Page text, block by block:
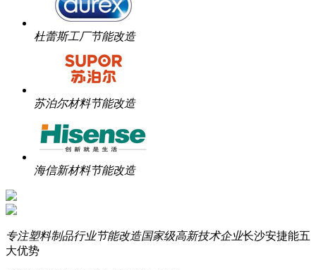
杜蕾斯工厂节能改造
苏泊尔材料节能改造
海信新材料节能改造
专注塑料制品行业节能改造国家级高新技术企业长沙安捷能五
大优势